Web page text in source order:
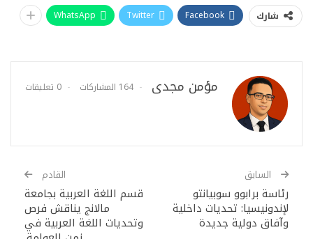
شارك Facebook
Twitter
WhatsApp
مؤمن مجدى 164 المشاركات 0 تعليقات
السابق
رئاسة برابوو سوبيانتو
لإندونيسيا: تحديات داخلية
وآفاق دولية جديدة
القادم
قسم اللغة العربية بجامعة
مالانج يناقش فرص
وتحديات اللغة العربية في